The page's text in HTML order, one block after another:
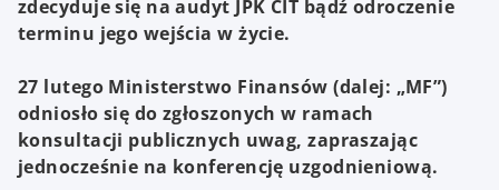
zdecyduje się na audyt JPK CIT bądź odroczenie
terminu jego wejścia w życie.
27 lutego Ministerstwo Finansów (dalej: „MF”)
odniosło się do zgłoszonych w ramach
konsultacji publicznych uwag, zapraszając
jednocześnie na konferencję uzgodnieniową.